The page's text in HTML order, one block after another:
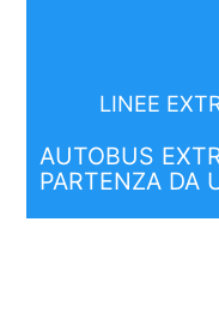
LINEE
AUTOBUS
PARTENZA DA